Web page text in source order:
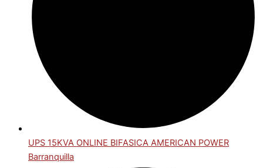
UPS 15KVA ONLINE BIFASICA AMERICAN POWER
Barranquilla